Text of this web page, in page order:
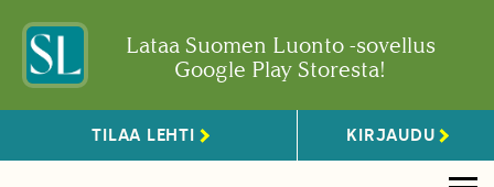
Lataa Suomen Luonto -sovellus
Google Play Storesta!
TILAA LEHTI KIRJAUDU